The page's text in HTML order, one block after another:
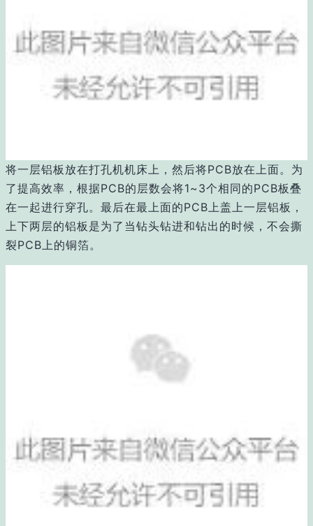
将一层铝板放在打孔机机床上，然后将PCB放在上面。为
了提高效率，根据PCB的层数会将1~3个相同的PCB板叠
在一起进行穿孔。最后在最上面的PCB上盖上一层铝板，
上下两层的铝板是为了当钻头钻进和钻出的时候，不会撕
裂PCB上的铜箔。